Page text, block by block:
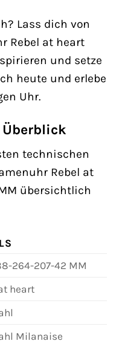
Lass dich von
Rebel at heart
und setze
heute und erlebe
Uhr.
technischen
Rebel at
übersichtlich
264-207-42 MM
heart
Milanaise